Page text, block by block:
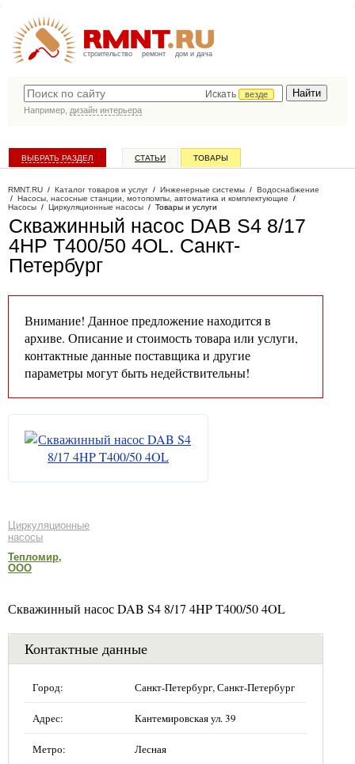
строительство ремонт дом и дача
Искать
везде
Например, дизайн интерьера
ВЫБРАТЬ РАЗДЕЛ СТАТЬИ ТОВАРЫ
RMNT.RU / Каталог товаров и услуг / Инженерные системы / Водоснабжение
/ Насосы, насосные станции, мотопомпы, автоматика и комплектующие /
Насосы / Циркуляционные насосы / Товары и услуги
Скважинный насос DAB S4 8/17
4HP T400/50 4OL. Санкт-
Петербург
Внимание! Данное предложение находится в
архиве. Описание и стоимость товара или услуги,
контактные данные поставщика и другие
параметры могут быть недействительны!
Циркуляционные
насосы
Тепломир,
ООО
Скважинный насос DAB S4 8/17 4HP T400/50 4OL
Контактные данные
Город: Санкт-Петербург, Санкт-Петербург
Адрес: Кантемировская ул. 39
Метро: Лесная